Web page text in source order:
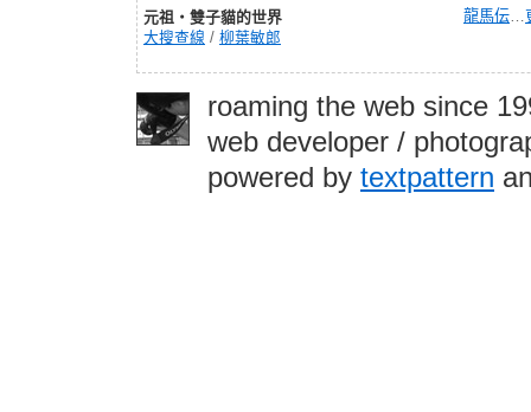
元祖‧雙子貓的世界
大搜查線 / 柳葉敏郎
龍馬伝
roaming the web since
web developer /
powered by textpattern